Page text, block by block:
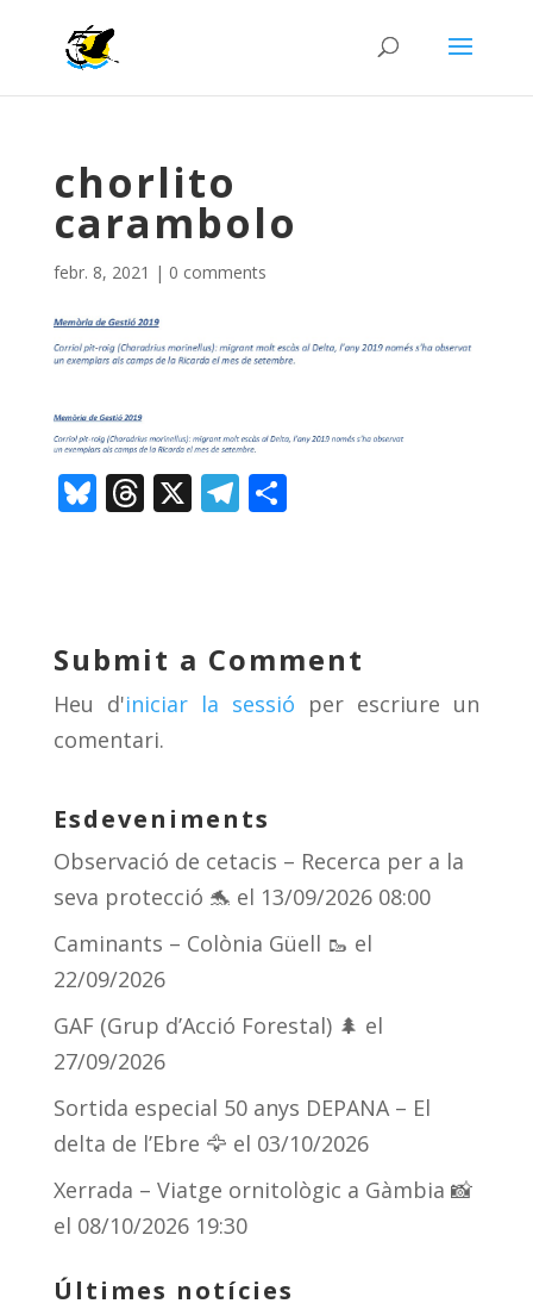
chorlito
carambolo
febr. 8, 2021 | 0 comments
Bl
y
T
d
s
X T
a
m
C
ar
te
ix
Submit a Comment
Heu d'iniciar la sessió per escriure un
comentari.
Esdeveniments
Observació de cetacis – Recerca per a la
seva protecció 🐬 el 13/09/2026 08:00
Caminants – Colònia Güell 🥾 el
22/09/2026
GAF (Grup d’Acció Forestal) 🌲 el
27/09/2026
Sortida especial 50 anys DEPANA – El
delta de l’Ebre 🦅 el 03/10/2026
Xerrada – Viatge ornitològic a Gàmbia 📸
el 08/10/2026 19:30
Últimes notícies